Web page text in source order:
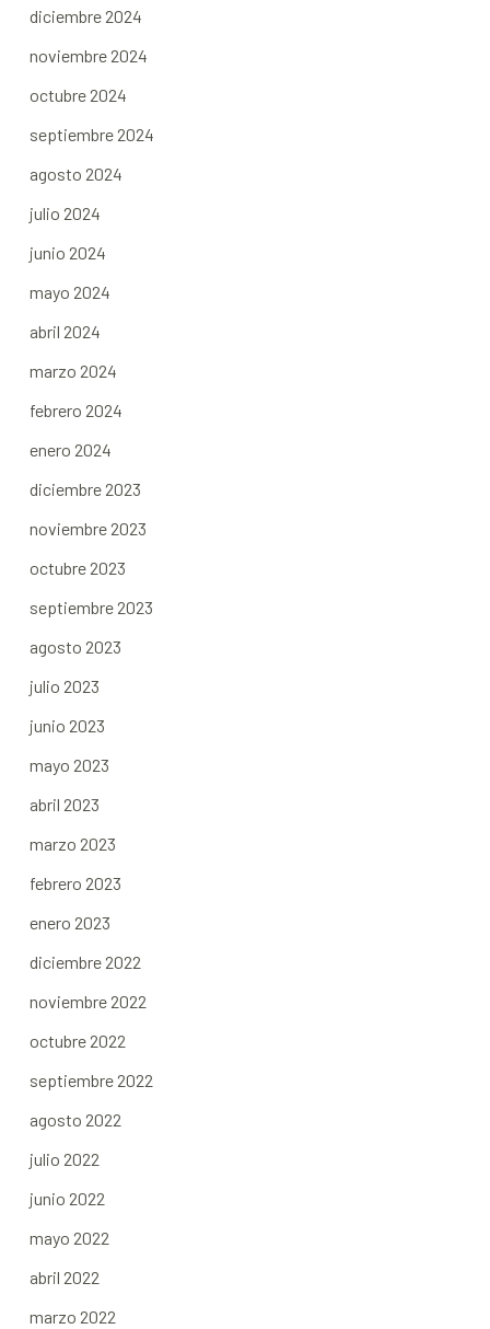
diciembre 2024
noviembre 2024
octubre 2024
septiembre 2024
agosto 2024
julio 2024
junio 2024
mayo 2024
abril 2024
marzo 2024
febrero 2024
enero 2024
diciembre 2023
noviembre 2023
octubre 2023
septiembre 2023
agosto 2023
julio 2023
junio 2023
mayo 2023
abril 2023
marzo 2023
febrero 2023
enero 2023
diciembre 2022
noviembre 2022
octubre 2022
septiembre 2022
agosto 2022
julio 2022
junio 2022
mayo 2022
abril 2022
marzo 2022